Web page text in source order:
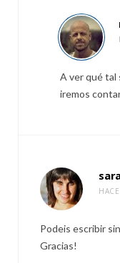
A ver qué tal
iremos
Podeis escribir
Gracias!